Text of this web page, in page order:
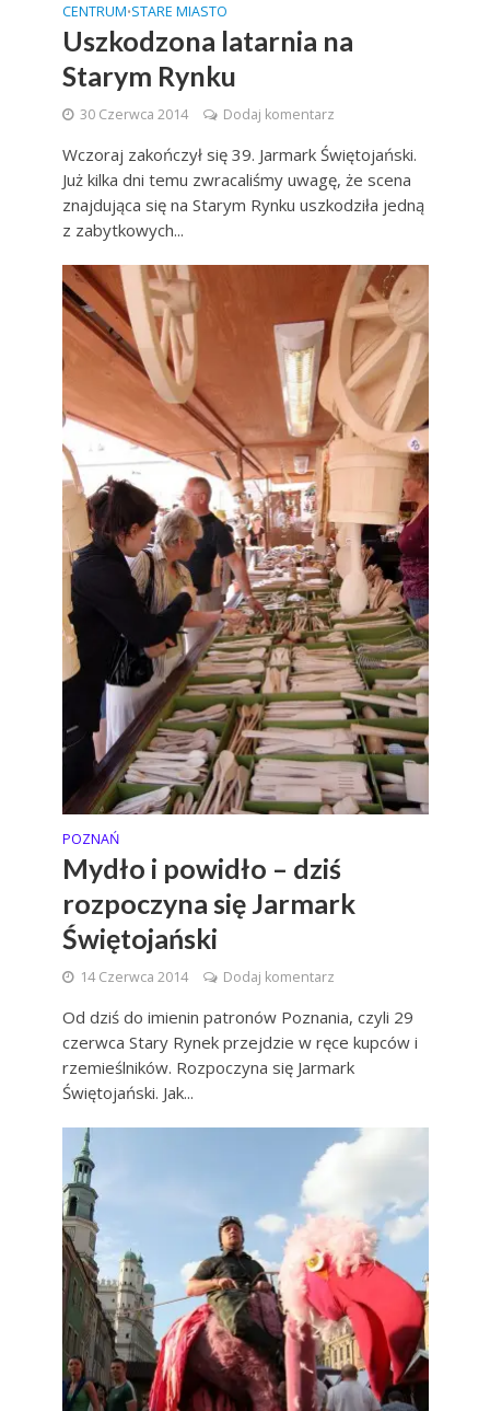
CENTRUM•STARE MIASTO
Uszkodzona latarnia na
Starym Rynku
30 Czerwca 2014 Dodaj komentarz
Wczoraj zakończył się 39. Jarmark Świętojański.
Już kilka dni temu zwracaliśmy uwagę, że scena
znajdująca się na Starym Rynku uszkodziła jedną
z zabytkowych...
POZNAŃ
Mydło i powidło – dziś
rozpoczyna się Jarmark
Świętojański
14 Czerwca 2014 Dodaj komentarz
Od dziś do imienin patronów Poznania, czyli 29
czerwca Stary Rynek przejdzie w ręce kupców i
rzemieślników. Rozpoczyna się Jarmark
Świętojański. Jak...